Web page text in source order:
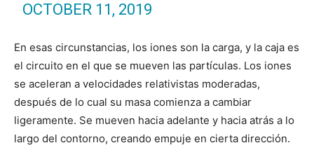
OCTOBER 11, 2019
En esas circunstancias, los iones son la carga, y la caja es
el circuito en el que se mueven las partículas. Los iones
se aceleran a velocidades relativistas moderadas,
después de lo cual su masa comienza a cambiar
ligeramente. Se mueven hacia adelante y hacia atrás a lo
largo del contorno, creando empuje en cierta dirección.